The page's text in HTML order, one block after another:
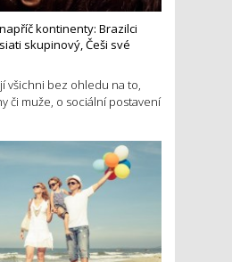
kontinenty: Brazilci
skupinový, Češi své
všichni bez ohledu na to,
či muže, o sociální postavení